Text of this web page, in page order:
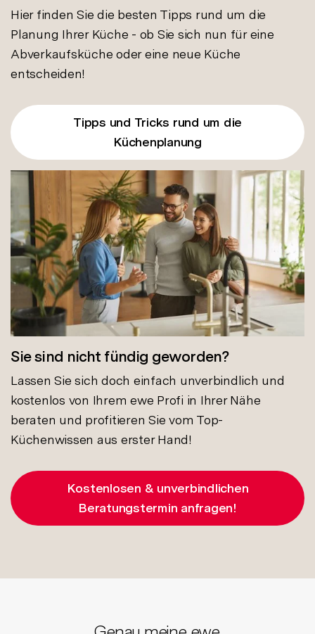
Hier finden Sie die besten Tipps rund um die
Planung Ihrer Küche - ob Sie sich nun für eine
Abverkaufsküche oder eine neue Küche
entscheiden!
Tipps und Tricks rund um die
Küchenplanung
Sie sind nicht fündig geworden?
Lassen Sie sich doch einfach unverbindlich und
kostenlos von Ihrem ewe Profi in Ihrer Nähe
beraten und profitieren Sie vom Top-
Küchenwissen aus erster Hand!
Kostenlosen & unverbindlichen
Beratungstermin anfragen!